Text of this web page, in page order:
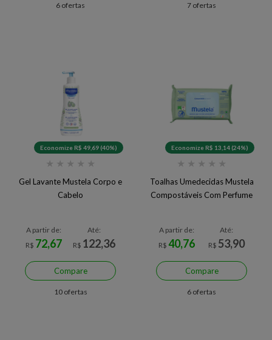
6 ofertas 7 ofertas
Economize R$ 49,69 (40%)
★ ★ ★ ★ ★
Gel Lavante Mustela Corpo e
Cabelo
A partir de:
R$ 72,67
Até:
R$ 122,36
Compare
10 ofertas
Economize R$ 13,14 (24%)
★ ★ ★ ★ ★
Toalhas Umedecidas Mustela
Compostáveis Com Perfume
A partir de:
R$40,76
Até:
R$ 53,90
Compare
6 ofertas